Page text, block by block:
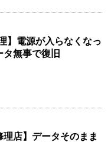
】電源が入らなくなっ
無事で復旧
理店】データそのまま